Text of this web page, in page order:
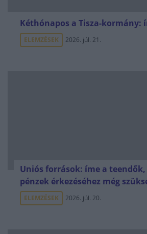
Kéthónapos a Tisza-kormány:
ELEMZÉSEK 2026. júl. 21.
Uniós források: íme a
pénzek érkezéséhez még
ELEMZÉSEK 2026. júl. 20.